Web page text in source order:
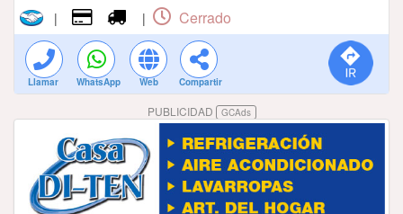
| | Cerrado
Llamar WhatsApp Web Compartir
PUBLICIDAD GCAds